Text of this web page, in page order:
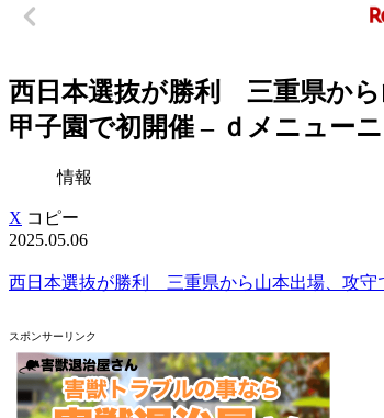
西日本選抜が勝利 三重県から
甲子園で初開催 – ｄメニュー
情報
X コピー
2025.05.06
西日本選抜が勝利 三重県から山本出場、攻
スポンサーリンク